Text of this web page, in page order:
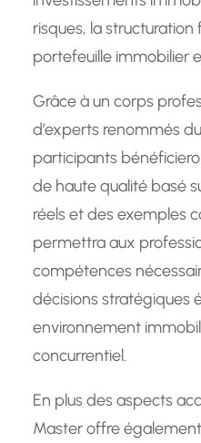
risques, la
portefeuille immobilier
Grâce à un corps
d’experts renommés
participants
de haute qualité basé
réels et des exemples
permettra aux
compétences
décisions stratégiques
environnement
concurrentiel.
En plus des aspects
Master offre